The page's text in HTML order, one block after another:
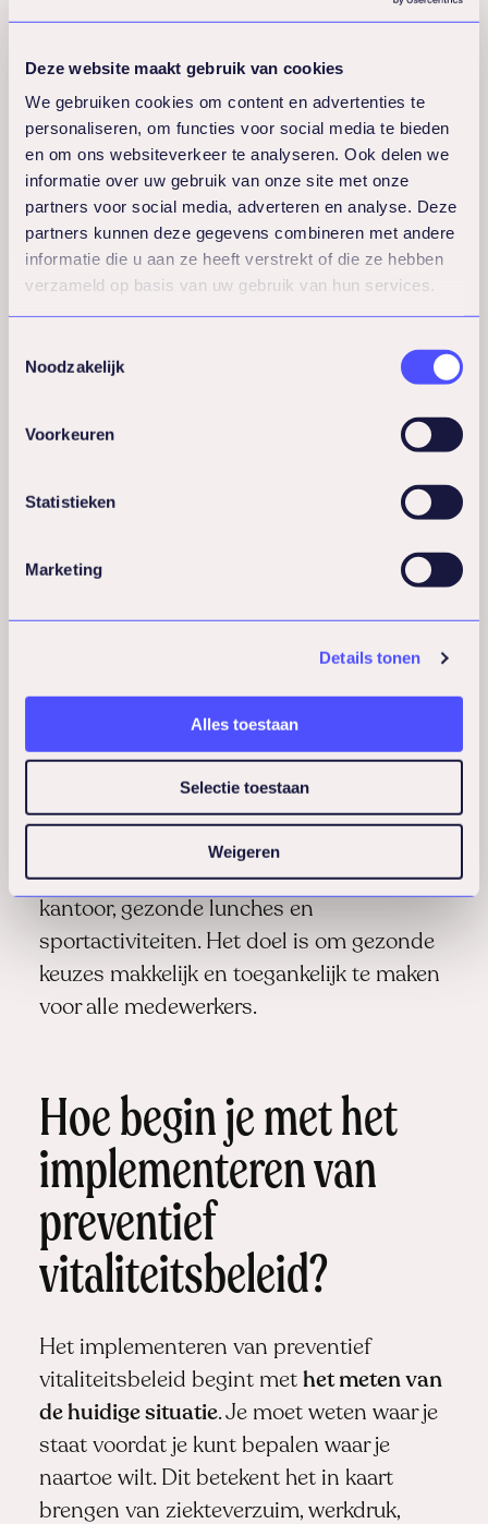
Deze website maakt gebruik van cookies
We gebruiken cookies om content en advertenties te
personaliseren, om functies voor social media te bieden
en om ons websiteverkeer te analyseren. Ook delen we
informatie over uw gebruik van onze site met onze
partners voor social media, adverteren en analyse. Deze
partners kunnen deze gegevens combineren met andere
informatie die u aan ze heeft verstrekt of die ze hebben
verzameld op basis van uw gebruik van hun services.
Noodzakelijk
Voorkeuren
Statistieken
Marketing
Details tonen
Alles toestaan
Selectie toestaan
Weigeren
gezondheid staat centraal, met aandacht
voor beweging, voeding en preventieve
medische zorg. Dit kan variëren van
fitnessfaciliteiten tot gezonde catering en
periodieke gezondheidsscreenings.
Mentaal welzijn is even belangrijk als
coaching en psychosociale ondersteuning.
werkdruk, timemanagement en veerkracht
fysieke klachten en verhoogt het comfort.
Beweging en voeding op de werkplek
completeren het programma. Dit kan
bestaan uit wandelmeetings, fruit op
kantoor, gezonde lunches en
sportactiviteiten. Het doel is om gezonde
keuzes makkelijk en toegankelijk te maken
voor alle medewerkers.
Hoe begin je met het
implementeren van
preventief
vitaliteitsbeleid?
Het implementeren van preventief
vitaliteitsbeleid begint met het meten van
de huidige situatie. Je moet weten waar je
staat voordat je kunt bepalen waar je
naartoe wilt. Dit betekent het in kaart
brengen van ziekteverzuim, werkdruk,